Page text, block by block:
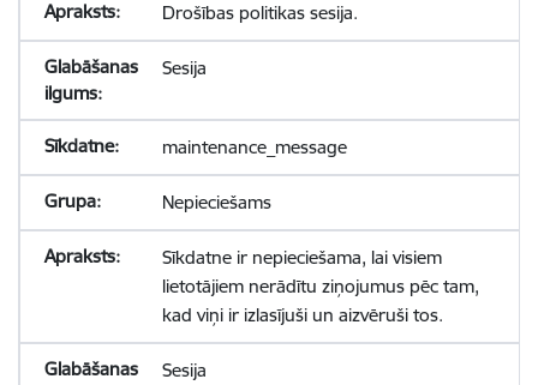
Drošības politikas sesija.
Sesija
maintenance_message
Nepieciešams
Sīkdatne ir nepieciešama, lai visiem
lietotājiem nerādītu ziņojumus pēc tam,
kad viņi ir izlasījuši un aizvēruši tos.
Sesija